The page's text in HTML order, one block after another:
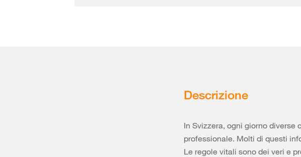
Descrizione
In Svizzera, ogni giorno
professionale. Molti di questi
Le regole vitali sono dei veri e